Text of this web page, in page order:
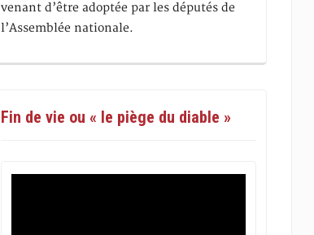
venant d’être adoptée par les députés de
l’Assemblée nationale.
Fin de vie ou « le piège du diable »